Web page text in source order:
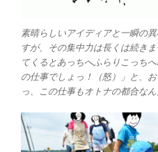
素晴らしいアイディアと一瞬の
すが、その集中力は長くは続き
てくるとあっちへふらりこっち
の仕事でしょっ！（怒）」と、
っ、この仕事もオトナの都合なん